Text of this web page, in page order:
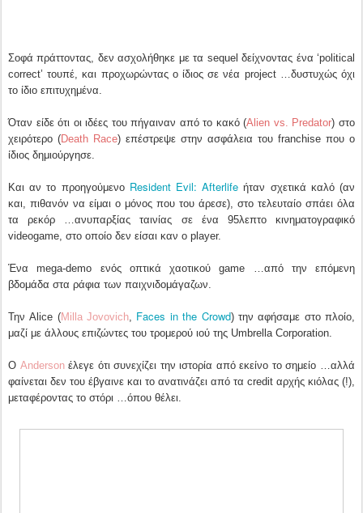
Σοφά πράττοντας, δεν ασχολήθηκε με τα sequel δείχνοντας ένα ‘political
correct’ τουπέ, και προχωρώντας ο ίδιος σε νέα project …δυστυχώς όχι
το ίδιο επιτυχημένα.
Όταν είδε ότι οι ιδέες του πήγαιναν από το κακό (Alien vs. Predator) στο
χειρότερο (Death Race) επέστρεψε στην ασφάλεια του franchise που ο
ίδιος δημιούργησε.
Και αν το προηγούμενο Resident Evil: Afterlife ήταν σχετικά καλό (αν
και, πιθανόν να είμαι ο μόνος που του άρεσε), στο τελευταίο σπάει όλα
τα ρεκόρ …ανυπαρξίας ταινίας σε ένα 95λεπτο κινηματογραφικό
videogame, στο οποίο δεν είσαι καν ο player.
Ένα mega-demo ενός οπτικά χαοτικού game …από την επόμενη
βδομάδα στα ράφια των παιχνιδομάγαζων.
Την Alice (Milla Jovovich Faces in the Crowd) την αφήσαμε στο πλοίο,
μαζί με άλλους επιζώντες του τρομερού ιού της Umbrella Corporation.
Ο Andersonέλεγε ότι συνεχίζει την ιστορία από εκείνο το σημείο …αλλά
φαίνεται δεν του έβγαινε και το ανατινάζει από τα credit αρχής κιόλας (!),
μεταφέροντας το στόρι …όπου θέλει.